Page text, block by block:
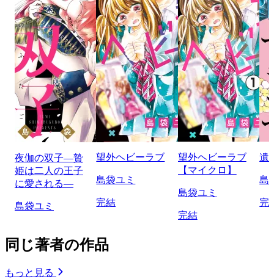
夜伽の双子―贄
姫は二人の王子
に愛される―
島袋ユミ
望外ヘビーラブ
島袋ユミ
完結
望外ヘビーラブ
【マイクロ】
島袋ユミ
完結
遺
島
完
同じ著者の作品
もっと見る